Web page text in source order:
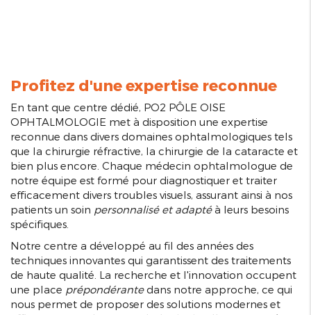
Profitez d'une expertise reconnue
En tant que centre dédié, PO2 PÔLE OISE
OPHTALMOLOGIE met à disposition une expertise
reconnue dans divers domaines ophtalmologiques tels
que la chirurgie réfractive, la chirurgie de la cataracte et
bien plus encore. Chaque médecin ophtalmologue de
notre équipe est formé pour diagnostiquer et traiter
efficacement divers troubles visuels, assurant ainsi à nos
patients un soin personnalisé et adaptéà leurs besoins
spécifiques.
Notre centre a développé au fil des années des
techniques innovantes qui garantissent des traitements
de haute qualité. La recherche et l'innovation occupent
une place prépondérantedans notre approche, ce qui
nous permet de proposer des solutions modernes et